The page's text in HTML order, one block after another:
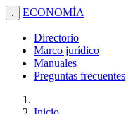
. ECONOMÍA
Directorio
Marco jurídico
Manuales
Preguntas frecuentes